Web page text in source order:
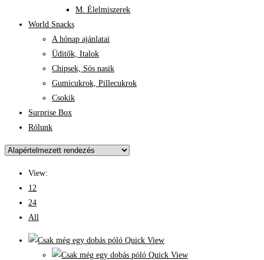
M. Élelmiszerek
World Snacks
A hónap ajánlatai
Üditők, Italok
Chipsek, Sós nasik
Gumicukrok, Pillecukrok
Csokik
Surprise Box
Rólunk
View:
12
24
All
Quick View
Quick View